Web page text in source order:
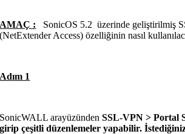
AMAÇ :
SonicOS 5.2 üzerinde geliştirilmiş
(NetExtender Access) özelliğinin nasıl
Adım 1
SonicWALL arayüzündenSSL-VPN > Portal
girip çeşitli düzenlemeler yapabilir.